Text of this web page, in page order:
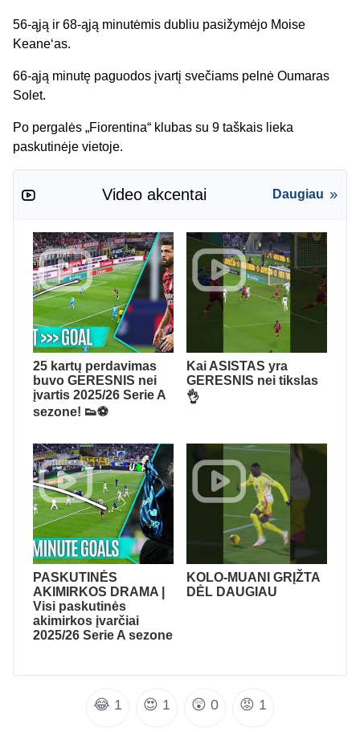
56-ąją ir 68-ąją minutėmis dubliu pasižymėjo Moise
Keane‘as.
66-ąją minutę paguodos įvartį svečiams pelnė Oumaras
Solet.
Po pergalės „Fiorentina“ klubas su 9 taškais lieka
paskutinėje vietoje.
Video akcentai Daugiau
25 kartų perdavimas
buvo GERESNIS nei
įvartis 2025/26 Serie A
sezone! 👟⚽
Kai ASISTAS yra
GERESNIS nei tikslas
👌
PASKUTINĖS
AKIMIRKOS DRAMA |
Visi paskutinės
akimirkos įvarčiai
2025/26 Serie A sezone
KOLO-MUANI GRĮŽTA
DĖL DAUGIAU
😂 1 😍 1 😲 0 😡 1